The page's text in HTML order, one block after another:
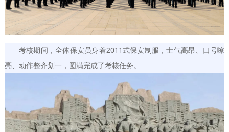
考核期间，全体保安员身着2011式保安制服，士气高昂、口号嘹
亮、动作整齐划一，圆满完成了考核任务。